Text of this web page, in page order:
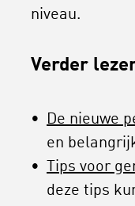
niveau.
Verder
De nieuwe
en
Tips voor
deze tips